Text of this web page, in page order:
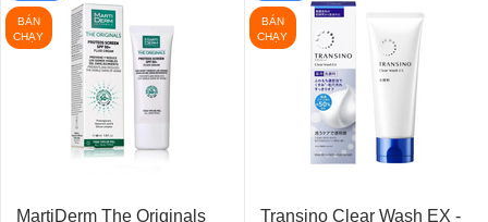
BÁN
CHẠY
MartiDerm The Originals
BÁN
CHẠY
Transino Clear Wash EX -